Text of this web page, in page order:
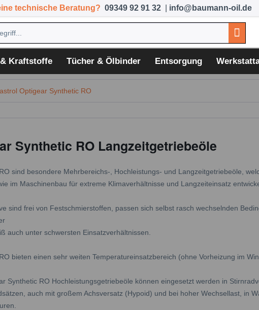
technische Beratung? 09349 92 91 32 info@baumann-oil.de
Kraftstoffe Tücher & Ölbinder Entsorgung
Optigear Synthetic RO
Synthetic RO Langzeitgetriebeöle
sind besondere Mehrbereichs-, Hochleistungs- und Langzeitgetriebeöle,
im Maschinenbau für extreme Klimaverhältnisse und Langzeiteinsatz
sind frei von Festschmierstoffen, passen sich selbst rasch wechselnden
auch unter schwersten Einsatzverhältnissen.
bieten einen sehr weiten Temperatureinsatzbereich (ohne Vorheizung im
Synthetic RO Hochleistungsgetriebeöle können eingesetzt werden in
auch mit großem Achsversatz (Hypoid) und bei hoher Wechsellast, in